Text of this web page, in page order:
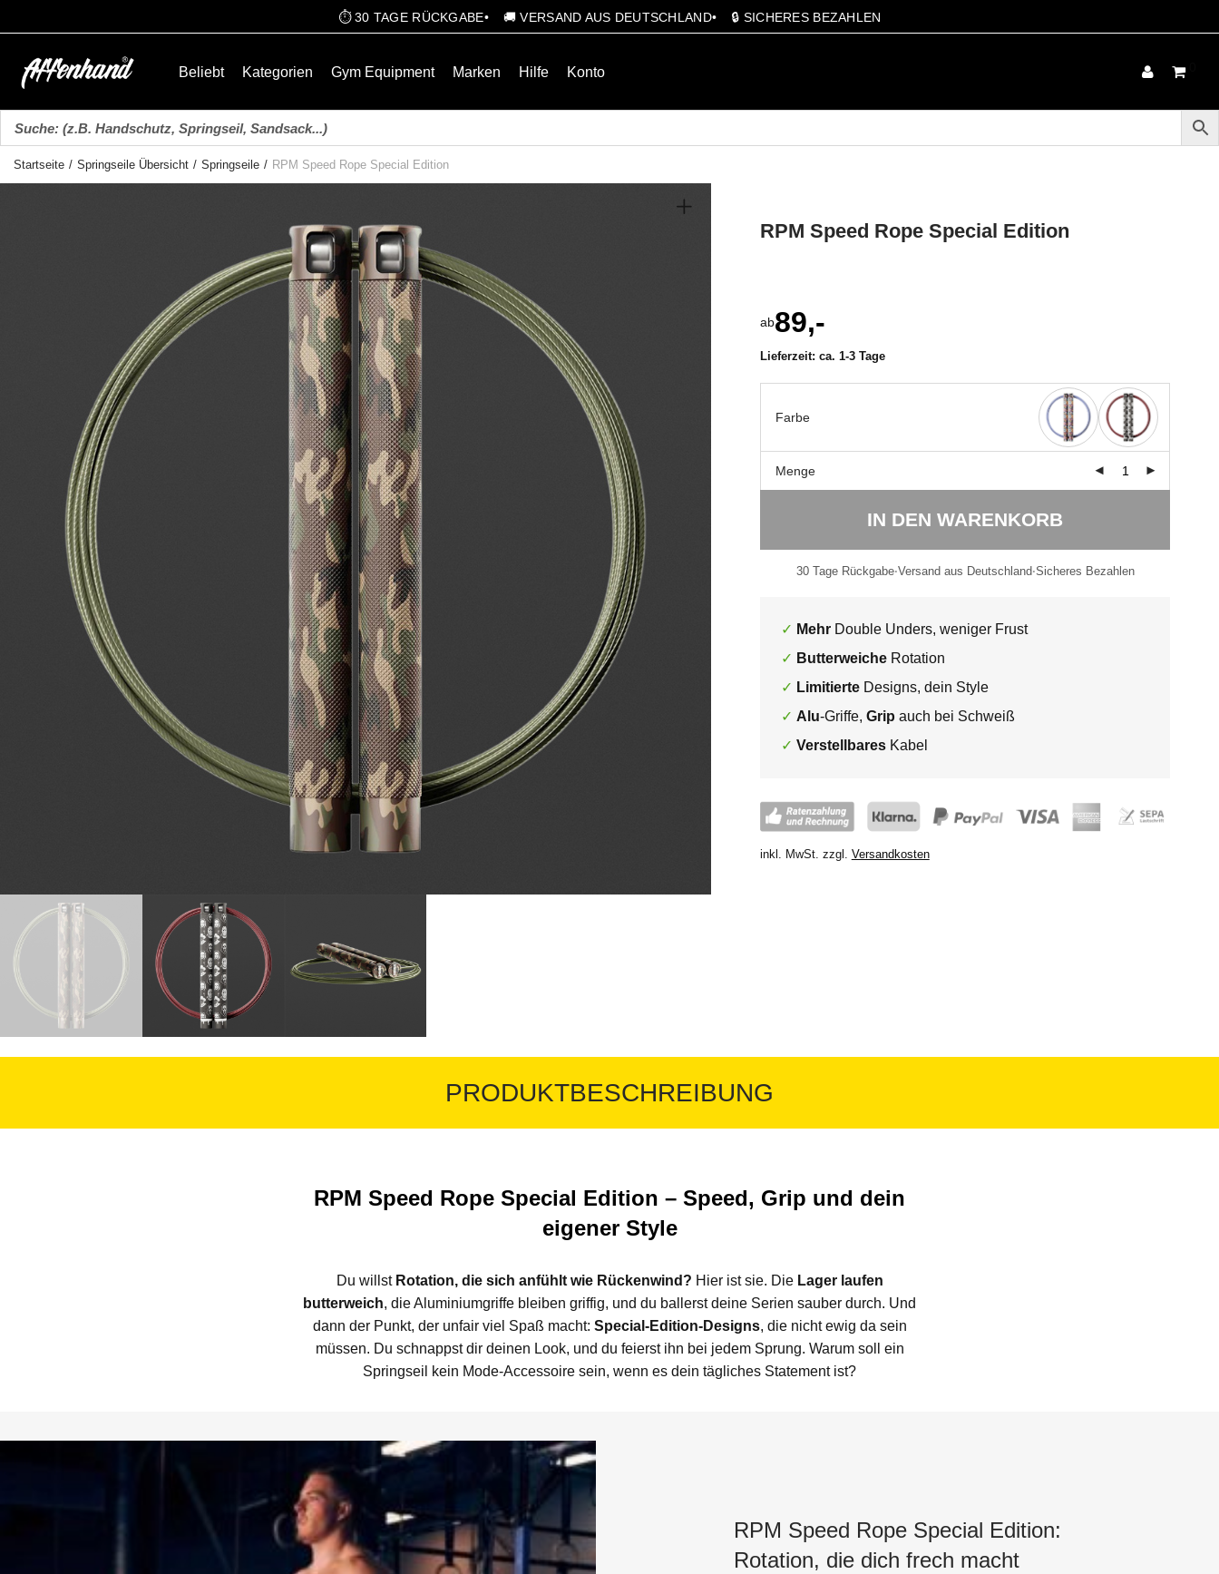
⏱️ 30 TAGE RÜCKGABE 🚚 VERSAND AUS DEUTSCHLAND 🔒 SICHERES BEZAHLEN
Beliebt Kategorien Gym Equipment Marken Hilfe Konto
Startseite / Springseile Übersicht / Springseile / RPM Speed Rope Special Edition
RPM Speed Rope Special Edition
ab89,-
Lieferzeit: ca. 1-3 Tage
Farbe
Menge
IN DEN WARENKORB
30 Tage Rückgabe Versand aus Deutschland Sicheres Bezahlen
MehrDouble Unders, weniger Frust
ButterweicheRotation
LimitierteDesigns, dein Style
Alu-Griffe, Grip auch bei Schweiß
VerstellbaresKabel
inkl. MwSt. zzgl. Versandkosten
PRODUKTBESCHREIBUNG
RPM Speed Rope Special Edition – Speed, Grip und dein
eigener Style
Du willst Rotation, die sich anfühlt wie Rückenwind? Hier ist sie. Die Lager laufen
butterweich, die Aluminiumgriffe bleiben griffig, und du ballerst deine Serien sauber durch. Und
dann der Punkt, der unfair viel Spaß macht: Special-Edition-Designs, die nicht ewig da sein
müssen. Du schnappst dir deinen Look, und du feierst ihn bei jedem Sprung. Warum soll ein
Springseil kein Mode-Accessoire sein, wenn es dein tägliches Statement ist?
RPM Speed Rope Special Edition:
Rotation, die dich frech macht